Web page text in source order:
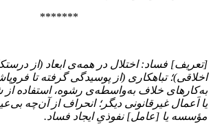
*******
[تعریف] فساد:اختلال در همه‌ی ابعاد (از
اخلاقی)؛ تباهکاری (از پوسیدگی گرفته تا
به‌کارهای خلاف به‌واسطه‌ی رشوه، استفاده
یا اَعمال غیرقانونی دیگر؛ انحراف از آن‌چه
مؤسسه یا [عامل] نفوذیِ ایجاد فساد.